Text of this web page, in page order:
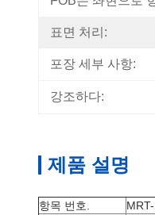
표면 처리:
포장 세부 사항:
강조하다:
제품 설명
항목 번호.